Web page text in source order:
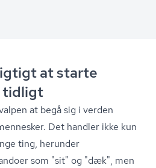
at starte
tidligt
at begå sig i verden
Det handler ikke kun
ting, herunder
som "sit" og "dæk", men